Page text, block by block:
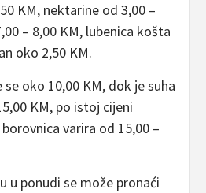
KM, nektarine od 3,00 –
– 8,00 KM, lubenica košta
oko 2,50 KM.
oko 10,00 KM, dok je suha
KM, po istoj cijeni
varira od 15,00 –
u ponudi se može pronaći